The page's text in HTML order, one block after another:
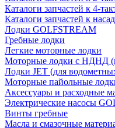
Каталоги запчастей к 4-
Каталоги запчастей к
Лодки GOLFSTREAM
Гребные лодки
Легкие моторные лодки
Моторные лодки с НДНД
Лодки JET (для
Моторные пайольные
Аксессуары и расходные
Электрические насосы
Винты гребные
Масла и смазочные